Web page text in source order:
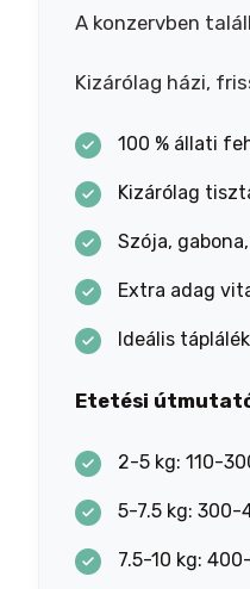
A konzervben
Kizárólag házi,
100 % állati
Kizárólag
Szója,
Extra adag
Ideális
Etetési
2-5 kg: 110-
5-7.5 kg: 300-
7.5-10 kg: